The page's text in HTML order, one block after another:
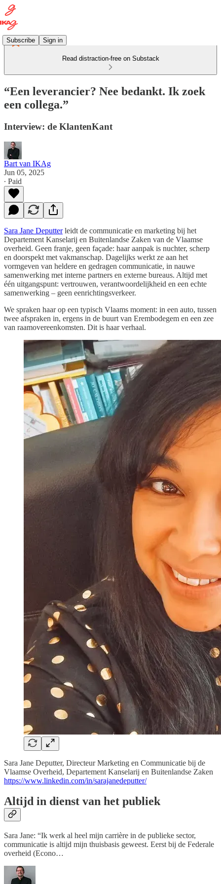
Subscribe Sign in
Read distraction-free on Substack
“Een leverancier? Nee bedankt. Ik zoek
een collega.”
Interview: de KlantenKant
Bart van IKAg
Jun 05, 2025
∙ Paid
Sara Jane Deputterleidt de communicatie en marketing bij het
Departement Kanselarij en Buitenlandse Zaken van de Vlaamse
overheid. Geen franje, geen façade: haar aanpak is nuchter, scherp
en doorspekt met vakmanschap. Dagelijks werkt ze aan het
vormgeven van heldere en gedragen communicatie, in nauwe
samenwerking met interne partners en externe bureaus. Altijd met
één uitgangspunt: vertrouwen, verantwoordelijkheid en een echte
samenwerking – geen eenrichtingsverkeer.
We spraken haar op een typisch Vlaams moment: in een auto, tussen
twee afspraken in, ergens in de buurt van Erembodegem en een zee
van raamovereenkomsten. Dit is haar verhaal.
Sara Jane Deputter, Directeur Marketing en Communicatie bij de
Vlaamse Overheid, Departement Kanselarij en Buitenlandse Zaken
https://www.linkedin.com/in/sarajanedeputter/
Altijd in dienst van het publiek
Sara Jane: “Ik werk al heel mijn carrière in de publieke sector,
communicatie is altijd mijn thuisbasis geweest. Eerst bij de Federale
overheid (Econo…